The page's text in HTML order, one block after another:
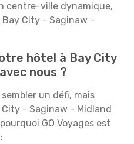
centre-ville dynamique,
Bay City - Saginaw -
hôtel à Bay City
nous ?
un défi, mais
- Saginaw - Midland
GO Voyages est